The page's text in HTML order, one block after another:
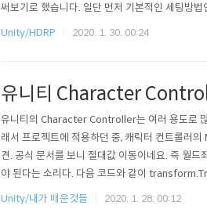
써보기로 했습니다. 일단 먼저 기본적인 세팅방
주세요(Package Manager은 Window 탭에 존
Unity/HDRP 2020. 1. 30. 00:24
유니티 Character
유니티의 Character Controller는 여러 용도로
래서 프로젝트에 적용하던 중, 캐릭터 컨트롤러
견. 공식 문서를 보니 절대값 이동이네요. 즉 월
야 된다는 소리다. 다음 코드와 같이
다. controller.Move(Time.deltaTime *
Unity/내가 배운것들 2020. 1. 28. 00:12